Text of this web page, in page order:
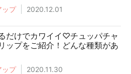
ップ 2020.12.01
だけでカワイイ♡チュッパチャ
ップをご紹介！どんな種類があ
ップ 2020.11.30